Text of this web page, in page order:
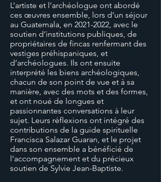
L’artiste et l’archéologue ont abordé
ces œuvres ensemble, lors d’un séjour
au Guatemala, en 2021-2022, avec le
soutien d’institutions publiques, de
propriétaires de fincas renfermant des
vestiges préhispaniques, et
d’archéologues. Ils ont ensuite
interprété les biens archéologiques,
chacun de son point de vue et à sa
manière, avec des mots et des formes,
et ont noué de longues et
passionnantes conversations à leur
sujet. Leurs réflexions ont intégré des
contributions de la guide spirituelle
Francisca Salazar Guaran, et le projet
dans son ensemble a bénéficié de
l’accompagnement et du précieux
soutien de Sylvie Jean-Baptiste.